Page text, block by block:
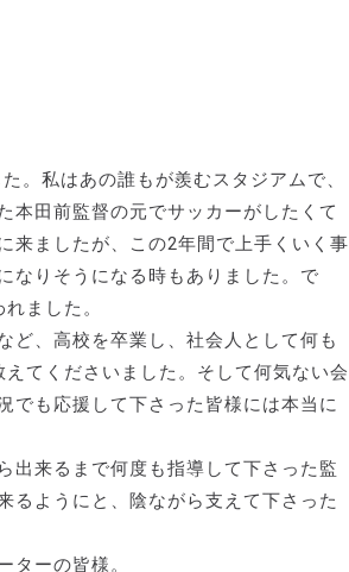
。私はあの誰もが羨むスタジアムで、
本田前監督の元でサッカーがしたくて
来ましたが、この2年間で上手くいく事
なりそうになる時もありました。で
ました。
ど、高校を卒業し、社会人として何も
てくださいました。そして何気ない会
でも応援して下さった皆様には本当に
出来るまで何度も指導して下さった監
るようにと、陰ながら支えて下さった
ターの皆様。